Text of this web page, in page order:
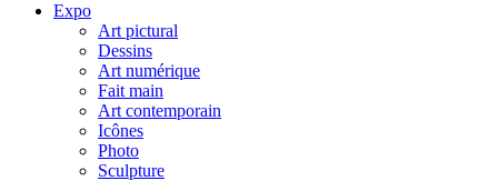
Expo
Art pictural
Dessins
Art numérique
Fait main
Art contemporain
Icônes
Photo
Sculpture